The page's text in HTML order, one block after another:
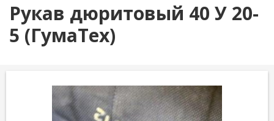
Рукав дюритовый 40 У 20-
5 (ГумаТех)